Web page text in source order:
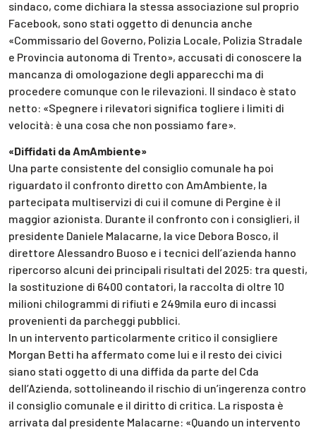
sindaco, come dichiara la stessa associazione sul proprio
Facebook, sono stati oggetto di denuncia anche
«Commissario del Governo, Polizia Locale, Polizia Stradale
e Provincia autonoma di Trento», accusati di conoscere la
mancanza di omologazione degli apparecchi ma di
procedere comunque con le rilevazioni. Il sindaco è stato
netto: «Spegnere i rilevatori significa togliere i limiti di
velocità: è una cosa che non possiamo fare».
«Diffidati da AmAmbiente»
Una parte consistente del consiglio comunale ha poi
riguardato il confronto diretto con AmAmbiente, la
partecipata multiservizi di cui il comune di Pergine è il
maggior azionista. Durante il confronto con i consiglieri, il
presidente Daniele Malacarne, la vice Debora Bosco, il
direttore Alessandro Buoso e i tecnici dell’azienda hanno
ripercorso alcuni dei principali risultati del 2025: tra questi,
la sostituzione di 6400 contatori, la raccolta di oltre 10
milioni chilogrammi di rifiuti e 249mila euro di incassi
provenienti da parcheggi pubblici.
In un intervento particolarmente critico il consigliere
Morgan Betti ha affermato come lui e il resto dei civici
siano stati oggetto di una diffida da parte del Cda
dell’Azienda, sottolineando il rischio di un’ingerenza contro
il consiglio comunale e il diritto di critica. La risposta è
arrivata dal presidente Malacarne: «Quando un intervento